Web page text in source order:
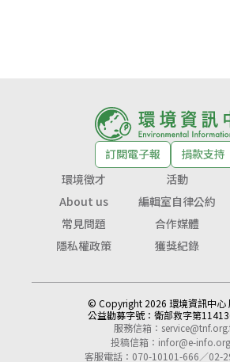
訂閱電子報
捐款支持
環境徵才
活動
About us
編輯室自律公約
常見問題
合作媒體
隱私權政策
獲獎紀錄
© Copyright 2026 環境資訊中心
公益勸募字號： 衛部救字第
服務信箱：
投稿信箱： infor@e-
客服電話：070-10101-666／02-